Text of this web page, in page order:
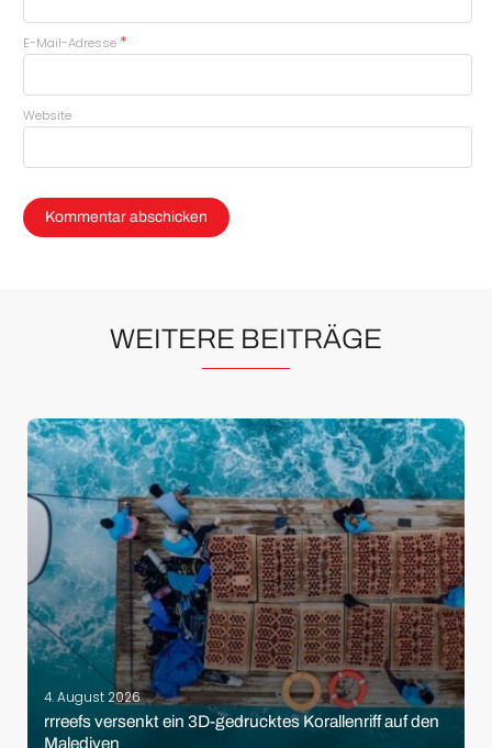
E-Mail-Adresse *
Website
WEITERE BEITRÄGE
4. August 2026
rrreefs versenkt ein 3D-gedrucktes Korallenriff auf den
Malediven